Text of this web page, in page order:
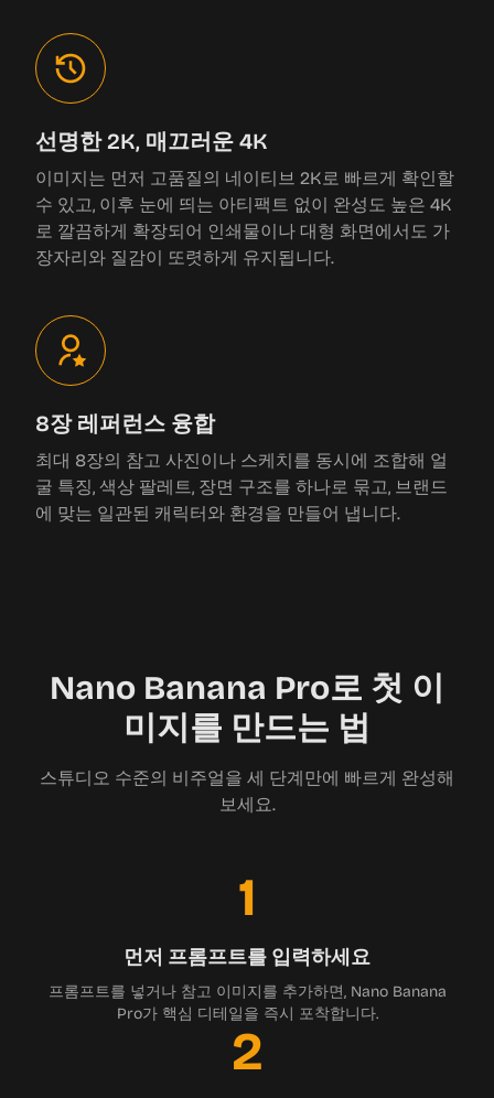
선명한 2K, 매끄러운 4K
이미지는 먼저 고품질의 네이티브 2K로 빠르게 확인할
수 있고, 이후 눈에 띄는 아티팩트 없이 완성도 높은 4K
로 깔끔하게 확장되어 인쇄물이나 대형 화면에서도 가
장자리와 질감이 또렷하게 유지됩니다.
8장 레퍼런스 융합
최대 8장의 참고 사진이나 스케치를 동시에 조합해 얼
굴 특징, 색상 팔레트, 장면 구조를 하나로 묶고, 브랜드
에 맞는 일관된 캐릭터와 환경을 만들어 냅니다.
Nano Banana Pro로 첫 이
미지를 만드는 법
스튜디오 수준의 비주얼을 세 단계만에 빠르게 완성해
보세요.
1
먼저 프롬프트를 입력하세요
프롬프트를 넣거나 참고 이미지를 추가하면, Nano Banana
Pro가 핵심 디테일을 즉시 포착합니다.
2